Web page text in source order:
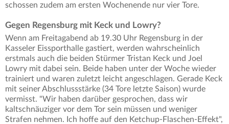
schossen zudem am ersten Wochenende nur vier Tore.
Gegen Regensburg mit Keck und Lowry?
Wenn am Freitagabend ab 19.30 Uhr Regensburg in der
Kasseler Eissporthalle gastiert, werden wahrscheinlich
erstmals auch die beiden Stürmer Tristan Keck und Joel
Lowry mit dabei sein. Beide haben unter der Woche wieder
trainiert und waren zuletzt leicht angeschlagen. Gerade Keck
mit seiner Abschlussstärke (34 Tore letzte Saison) wurde
vermisst. "Wir haben darüber gesprochen, dass wir
kaltschnäuziger vor dem Tor sein müssen und weniger
Strafen nehmen. Ich hoffe auf den Ketchup-Flaschen-Effekt",